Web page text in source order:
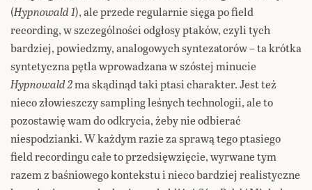
(Hypnowald 1), ale przede regularnie sięga po field
recording, w szczególności odgłosy ptaków, czyli tych
bardziej, powiedzmy, analogowych syntezatorów – ta krótka
syntetyczna pętla wprowadzana w szóstej minucie
Hypnowald 2ma skądinąd taki ptasi charakter. Jest też
nieco złowieszczy sampling leśnych technologii, ale to
pozostawię wam do odkrycia, żeby nie odbierać
niespodzianki. W każdym razie za sprawą tego ptasiego
field recordingu całe to przedsięwzięcie, wyrwane tym
razem z baśniowego kontekstu i nieco bardziej realistyczne